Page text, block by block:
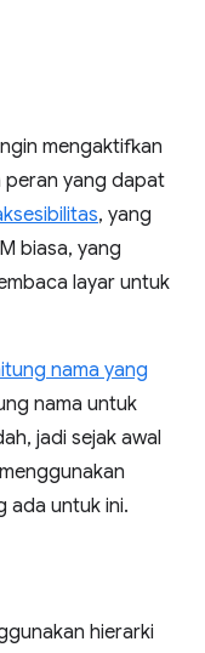
mengaktifkan
peran yang dapat
, yang
biasa, yang
layar untuk
nama yang
nama untuk
jadi sejak awal
ada untuk ini.
hierarki